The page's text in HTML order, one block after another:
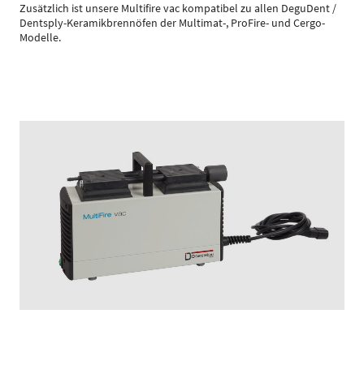
Zusätzlich ist unsere Multifire vac kompatibel zu allen DeguDent /
Dentsply-Keramikbrennöfen der Multimat-, ProFire- und Cergo-
Modelle.